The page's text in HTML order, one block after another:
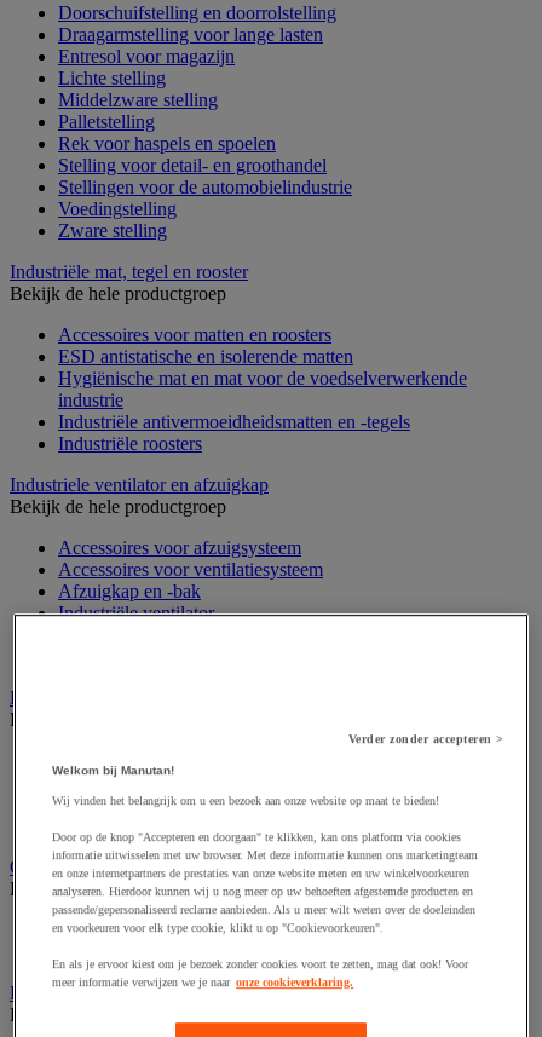
Doorschuifstelling en doorrolstelling
Draagarmstelling voor lange lasten
Entresol voor magazijn
Lichte stelling
Middelzware stelling
Palletstelling
Rek voor haspels en spoelen
Stelling voor detail- en groothandel
Stellingen voor de automobielindustrie
Voedingstelling
Zware stelling
Industriële mat, tegel en rooster
Bekijk de hele productgroep
Accessoires voor matten en roosters
ESD antistatische en isolerende matten
Hygiënische mat en mat voor de voedselverwerkende
industrie
Industriële antivermoeidheidsmatten en -tegels
Industriële roosters
Industriele ventilator en afzuigkap
Bekijk de hele productgroep
Accessoires voor afzuigsysteem
Accessoires voor ventilatiesysteem
Afzuigkap en -bak
Industriële ventilator
Laboratoriummeubilair
Bekijk de hele productgroep
Laboratoriumkast
Laboratoriumladekast
Opstapkruk, trap en ladder
Bekijk de hele productgroep
Ladder
Palletwagen
Bekijk de hele productgroep
Verder zonder accepteren >
Welkom bij Manutan!
Wij vinden het belangrijk om u een bezoek aan onze website op maat te bieden!
Door op de knop "Accepteren en doorgaan" te klikken, kan ons platform via cookies
informatie uitwisselen met uw browser. Met deze informatie kunnen ons marketingteam
en onze internetpartners de prestaties van onze website meten en uw winkelvoorkeuren
analyseren. Hierdoor kunnen wij u nog meer op uw behoeften afgestemde producten en
passende/gepersonaliseerd reclame aanbieden. Als u meer wilt weten over de doeleinden
en voorkeuren voor elk type cookie, klikt u op "Cookievoorkeuren".
En als je ervoor kiest om je bezoek zonder cookies voort te zetten, mag dat ook! Voor
meer informatie verwijzen we je naar onze cookieverklaring.